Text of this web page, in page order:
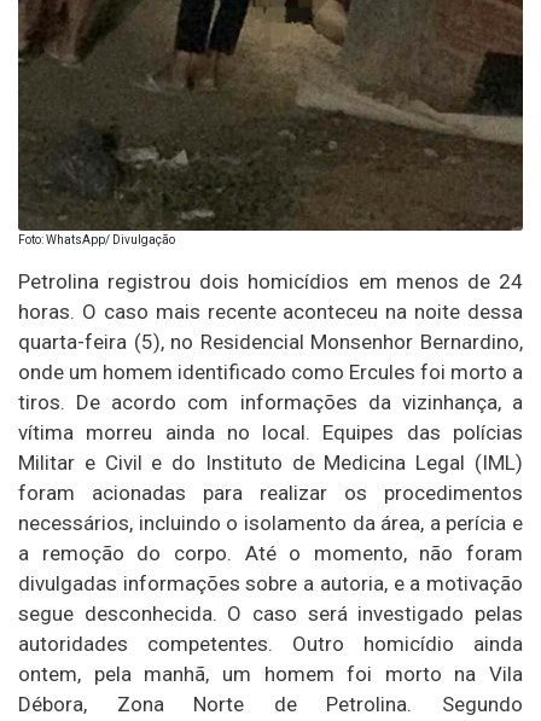
Foto: WhatsApp/ Divulgação
Petrolina registrou dois homicídios em menos de 24
horas. O caso mais recente aconteceu na noite dessa
quarta-feira (5), no Residencial Monsenhor Bernardino,
onde um homem identificado como Ercules foi morto a
tiros. De acordo com informações da vizinhança, a
vítima morreu ainda no local. Equipes das polícias
Militar e Civil e do Instituto de Medicina Legal (IML)
foram acionadas para realizar os procedimentos
necessários, incluindo o isolamento da área, a perícia e
a remoção do corpo. Até o momento, não foram
divulgadas informações sobre a autoria, e a motivação
segue desconhecida. O caso será investigado pelas
autoridades competentes. Outro homicídio ainda
ontem, pela manhã, um homem foi morto na Vila
Débora, Zona Norte de Petrolina. Segundo